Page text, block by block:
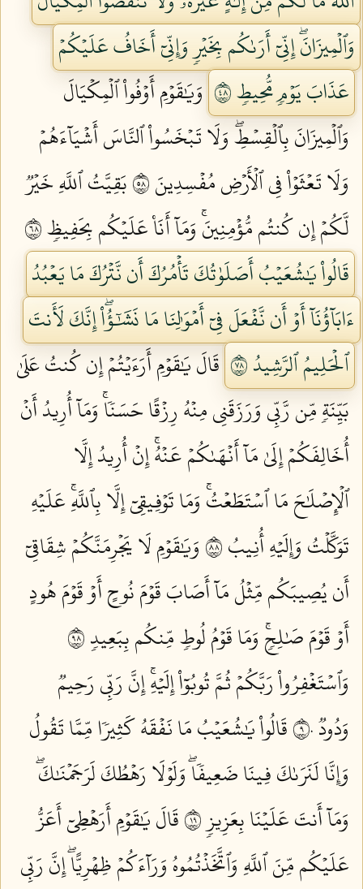
وَٱلۡمِيزَانَۖ إِنِّيٓ أَرَىٰكُم بِخَيۡرٖ وَإِنِّيٓ أَخَافُ عَلَيۡكُمۡ
عَذَابَ يَوۡمٖ مُّحِيطٖ ٨٤
وَيَٰقَوۡمِ أَوۡفُواْ ٱلۡمِكۡيَالَ
وَٱلۡمِيزَانَ بِٱلۡقِسۡطِۖ وَلَا تَبۡخَسُواْ ٱلنَّاسَ أَشۡيَآءَهُمۡ
وَلَا تَعۡثَوۡاْ فِي ٱلۡأَرۡضِ مُفۡسِدِينَ ٨٥
بَقِيَّتُ ٱللَّهِ خَيۡرٞ
لَّكُمۡ إِن كُنتُم مُّؤۡمِنِينَۚ وَمَآ أَنَا۠ عَلَيۡكُم بِحَفِيظٖ ٨٦
قَالُواْ يَٰشُعَيۡبُ أَصَلَوٰتُكَ تَأۡمُرُكَ أَن نَّتۡرُكَ مَا يَعۡبُدُ
ءَابَآؤُنَآ أَوۡ أَن نَّفۡعَلَ فِيٓ أَمۡوَٰلِنَا مَا نَشَٰٓؤُاْۖ إِنَّكَ لَأَنتَ
ٱلۡحَلِيمُ ٱلرَّشِيدُ ٨٧
قَالَ يَٰقَوۡمِ أَرَءَيۡتُمۡ إِن كُنتُ عَلَىٰ
بَيِّنَةٖ مِّن رَّبِّي وَرَزَقَنِي مِنۡهُ رِزۡقًا حَسَنٗاۚ وَمَآ أُرِيدُ أَنۡ
أُخَالِفَكُمۡ إِلَىٰ مَآ أَنۡهَىٰكُمۡ عَنۡهُۚ إِنۡ أُرِيدُ إِلَّا
ٱلۡإِصۡلَٰحَ مَا ٱسۡتَطَعۡتُۚ وَمَا تَوۡفِيقِيٓ إِلَّا بِٱللَّهِۚ عَلَيۡهِ
تَوَكَّلۡتُ وَإِلَيۡهِ أُنِيبُ ٨٨
وَيَٰقَوۡمِ لَا يَجۡرِمَنَّكُمۡ شِقَاقِيٓ
أَن يُصِيبَكُم مِّثۡلُ مَآ أَصَابَ قَوۡمَ نُوحٍ أَوۡ قَوۡمَ هُودٍ
أَوۡ قَوۡمَ صَٰلِحٖۚ وَمَا قَوۡمُ لُوطٖ مِّنكُم بِبَعِيدٖ ٨٩
وَٱسۡتَغۡفِرُواْ رَبَّكُمۡ ثُمَّ تُوبُوٓاْ إِلَيۡهِۚ إِنَّ رَبِّي رَحِيمٞ
وَدُودٞ ٩٠
قَالُواْ يَٰشُعَيۡبُ مَا نَفۡقَهُ كَثِيرٗا مِّمَّا تَقُولُ
وَإِنَّا لَنَرَىٰكَ فِينَا ضَعِيفٗاۖ وَلَوۡلَا رَهۡطُكَ لَرَجَمۡنَٰكَۖ
وَمَآ أَنتَ عَلَيۡنَا بِعَزِيزٖ ٩١
قَالَ يَٰقَوۡمِ أَرَهۡطِيٓ أَعَزُّ
عَلَيۡكُم مِّنَ ٱللَّهِ وَٱتَّخَذۡتُمُوهُ وَرَآءَكُمۡ ظِهۡرِيًّاۖ إِنَّ رَبِّي